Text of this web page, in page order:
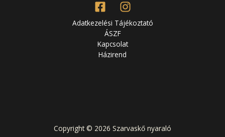
Adatkezelési Tájékoztató
ÁSZF
Kapcsolat
Házirend
Copyright © 2026 Szarvaskő nyaraló